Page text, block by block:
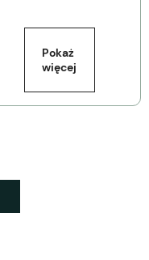
Pokaż
więcej